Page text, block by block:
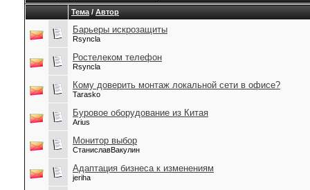
Тема / Автор
Барьеры искрозащиты
Rsyncla
Ростелеком телефон
Rsyncla
Кому доверить монтаж локальной сети в офисе?
Tarasko
Буровое оборудование из Китая
Arius
Монитор выбор
СтаниславВакулин
Адаптация бизнеса к изменениям
jeriha